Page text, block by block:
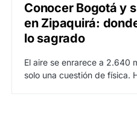
Conocer Bogotá y
en Zipaquirá:
lo sagrado
El aire se enrarece a 2.640
solo una cuestión de física.